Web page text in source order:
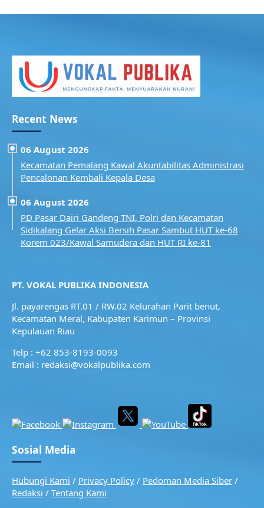
Recent News
06 August 2026
Kecamatan Pemalang Kawal Akuntabilitas Administrasi
Pencalonan Kembali Kepala Desa
06 August 2026
PD Pasar Dairi Gandeng TNI, Polri dan Kecamatan
Sidikalang Gelar Aksi Bersih Pasar Sambut HUT ke-68
Korem 023/Kawal Samudera dan HUT RI ke-81
PT. VOKAL PUBLIKA INDONESIA
Jl. payarengas RT.01 / RW.02 Kelurahan Parit benut,
Kecamatan Meral, Kabupaten Karimun – Provinsi
Kepulauan Riau
Telp : +62 853-8193-0093
Email : redaksi@vokalpublika.com
Sosial Media
Hubungi Kami / Privacy Policy / Pedoman Media Siber /
Redaksi / Tentang Kami